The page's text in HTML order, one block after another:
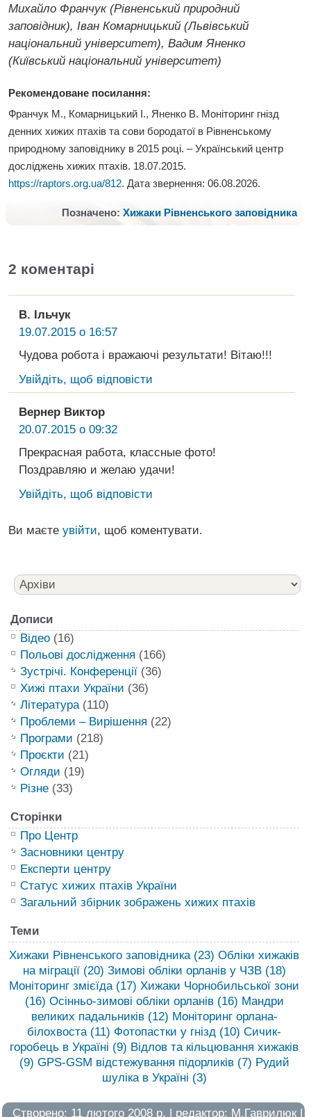
Михайло Франчук (Рівненський природний
заповідник), Іван Комарницький (Львівський
національний університет), Вадим Яненко
(Київський національний університет)
Рекомендоване посилання:
Франчук М., Комарницький І., Яненко В. Моніторинг гнізд
денних хижих птахів та сови бородатої в Рівненському
природному заповіднику в 2015 році. – Український центр
досліджень хижих птахів. 18.07.2015.
https://raptors.org.ua/812. Дата звернення: 06.08.2026.
Позначено:Хижаки Рівненського заповідника
2 коментарі
В. Ільчук
19.07.2015 о 16:57
Чудова робота і вражаючі результати! Вітаю!!!
Увійдіть, щоб відповісти
Вернер Виктор
20.07.2015 о 09:32
Прекрасная работа, классные фото!
Поздравляю и желаю удачи!
Увійдіть, щоб відповісти
Ви маєте увійти, щоб коментувати.
Дописи
Відео(16)
Польові дослідження (166)
Зустрічі. Конференції(36)
Хижі птахи України (36)
Література(110)
Проблеми – Вирішення (22)
Програми (218)
Проєкти (21)
Огляди (19)
Різне(33)
Сторінки
Про Центр
Засновники центру
Експерти центру
Статус хижих птахів України
Загальний збірник зображень хижих птахів
Теми
Хижаки Рівненського заповідника (23) Обліки хижаків
на міграції(20) Зимові обліки орланів у ЧЗВ(18)
Моніторинг змієїда (17) Хижаки Чорнобильської зони
(16) Осінньо-зимові обліки орланів(16) Мандри
великих падальників(12) Моніторинг орлана-
білохвоста (11) Фотопастки у гнізд (10) Сичик-
горобець в Україні (9) Відлов та кільцювання хижаків
(9) GPS-GSM відстежування підорликів(7) Рудий
шуліка в Україні (3)
Створено: 11 лютого 2008 р. | редактор: М.Гаврилюк |